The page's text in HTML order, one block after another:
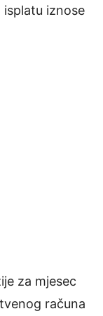
iznose
za mjesec
računa